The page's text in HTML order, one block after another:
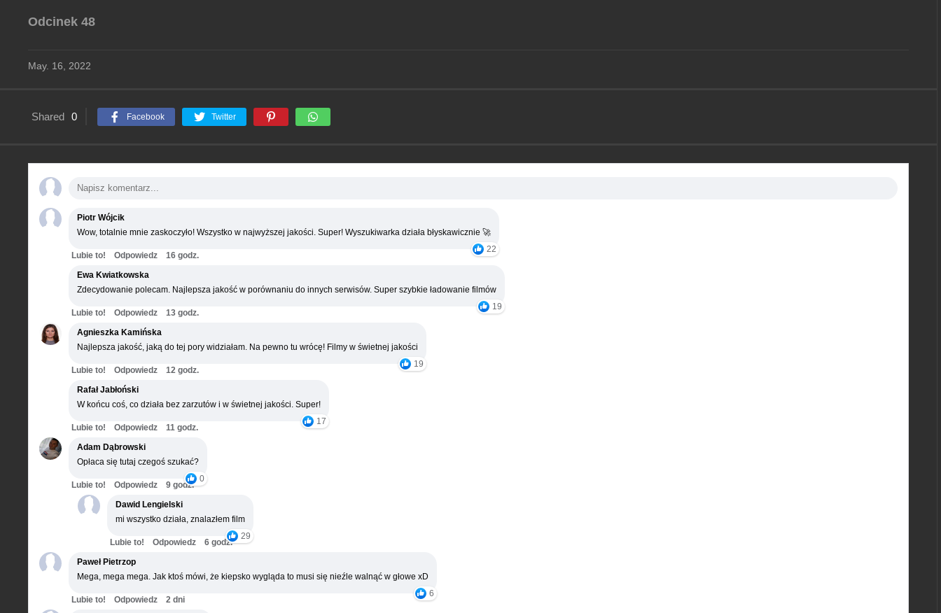
Odcinek 48
May. 16, 2022
Shared 0 Facebook Twitter
Piotr Wójcik
Wow, totalnie mnie zaskoczyło! Wszystko w najwyższej jakości. Super! Wyszukiwarka działa błyskawicznie 🚀
22
Lubie to! Odpowiedz
16 godz.
Ewa Kwiatkowska
Zdecydowanie polecam. Najlepsza jakość w porównaniu do innych serwisów. Super szybkie ładowanie filmów
19
Lubie to! Odpowiedz
13 godz.
Agnieszka Kamińska
Najlepsza jakość, jaką do tej pory widziałam. Na pewno tu wrócę! Filmy w świetnej jakości
19
Lubie to! Odpowiedz
12 godz.
Rafał Jabłoński
W końcu coś, co działa bez zarzutów i w świetnej jakości. Super!
17
Lubie to! Odpowiedz
11 godz.
Adam Dąbrowski
Opłaca się tutaj czegoś szukać?
0
Lubie to! Odpowiedz
9 godz.
Dawid Lengielski
mi wszystko działa, znalazłem film
29
Lubie to! Odpowiedz
6 godz.
Paweł Pietrzop
Mega, mega mega. Jak ktoś mówi, że kiepsko wygląda to musi się nieźle walnąć w głowe xD
6
Lubie to! Odpowiedz
2 dni